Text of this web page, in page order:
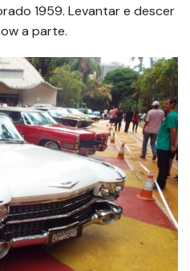
1959. Levantar e descer
a parte.